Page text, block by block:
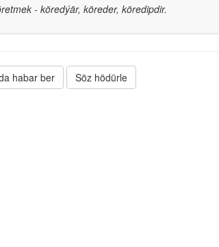
- köredýär, köreder, köredipdir.
habar ber Söz hödürle